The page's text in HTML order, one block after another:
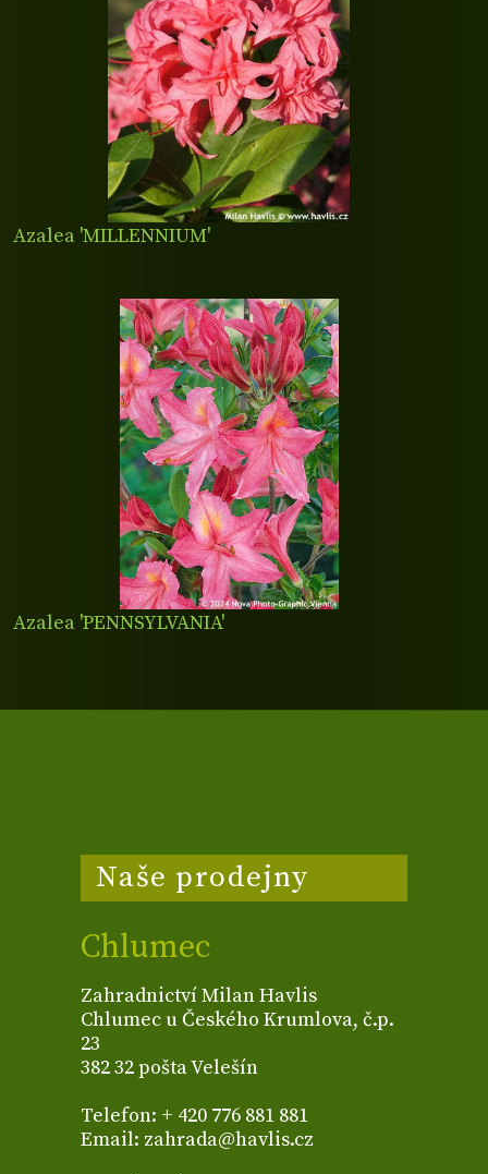
Azalea 'MILLENNIUM'
Azalea 'PENNSYLVANIA'
Naše prodejny
Chlumec
Zahradnictví Milan Havlis
Chlumec u Českého Krumlova, č.p.
23
382 32 pošta Velešín
Telefon: + 420 776 881 881
Email: zahrada@havlis.cz